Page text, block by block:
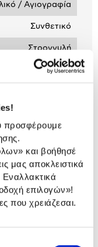
προσφέρουμε
και βοήθησέ
μας αποκλειστικά
Εναλλακτικά
επιλογών»!
που χρειάζεσαι.
/ Αγιογραφία
Συνθετικό
Στρογγυλή
222